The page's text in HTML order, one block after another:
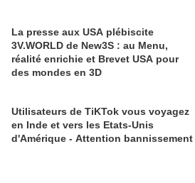
La presse aux USA plébiscite
3V.WORLD de New3S : au Menu,
réalité enrichie et Brevet USA pour
des mondes en 3D
Utilisateurs de TiKTok vous voyagez
en Inde et vers les Etats-Unis
d'Amérique - Attention bannissement